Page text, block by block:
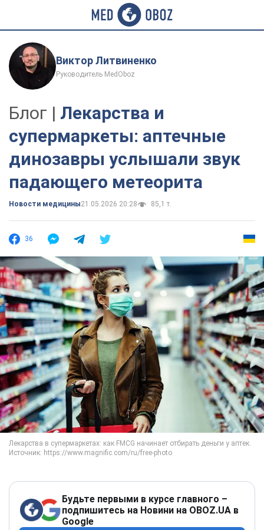
Виктор Литвиненко
Руководитель MedOboz
Блог | Лекарства и
супермаркеты: аптечные
динозавры услышали звук
падающего метеорита
Новости медицины21.05.2026 20:28 85,1 т.
36
Будьте первыми в курсе главного –
подпишитесь на Новини на OBOZ.UA в
Google